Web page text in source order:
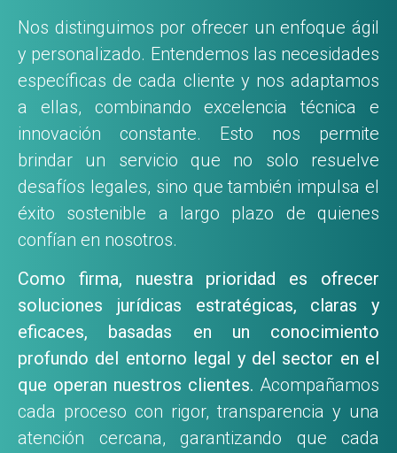
Nos distinguimos por ofrecer un enfoque ágil
y personalizado. Entendemos las necesidades
específicas de cada cliente y nos adaptamos
a ellas, combinando excelencia técnica e
innovación constante. Esto nos permite
brindar un servicio que no solo resuelve
desafíos legales, sino que también impulsa el
éxito sostenible a largo plazo de quienes
confían en nosotros.
Como firma, nuestra prioridad es ofrecer
soluciones jurídicas estratégicas, claras y
eficaces, basadas en un conocimiento
profundo del entorno legal y del sector en el
que operan nuestros clientes. Acompañamos
cada proceso con rigor, transparencia y una
atención cercana, garantizando que cada